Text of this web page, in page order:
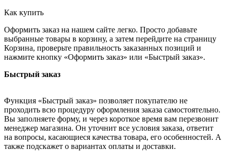
Как купить
Оформить заказ на нашем сайте легко. Просто добавьте
выбранные товары в корзину, а затем перейдите на страницу
Корзина, проверьте правильность заказанных позиций и
нажмите кнопку «Оформить заказ» или «Быстрый заказ».
Быстрый заказ
Функция «Быстрый заказ» позволяет покупателю не
проходить всю процедуру оформления заказа самостоятельно.
Вы заполняете форму, и через короткое время вам перезвонит
менеджер магазина. Он уточнит все условия заказа, ответит
на вопросы, касающиеся качества товара, его особенностей. А
также подскажет о вариантах оплаты и доставки.